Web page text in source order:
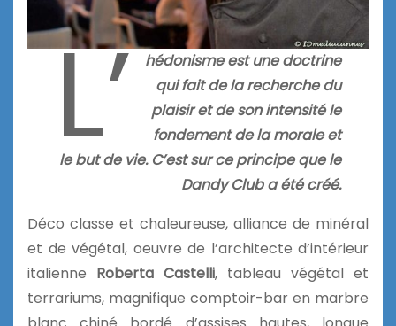
L’
hédonisme est une doctrine
qui fait de la recherche du
plaisir et de son intensité le
fondement de la morale et
le but de vie. C’est sur ce principe que le
Dandy Club a été créé.
Déco classe et chaleureuse, alliance de minéral
et de végétal, oeuvre de l’architecte d’intérieur
italienne Roberta Castelli, tableau végétal et
terrariums, magnifique comptoir-bar en marbre